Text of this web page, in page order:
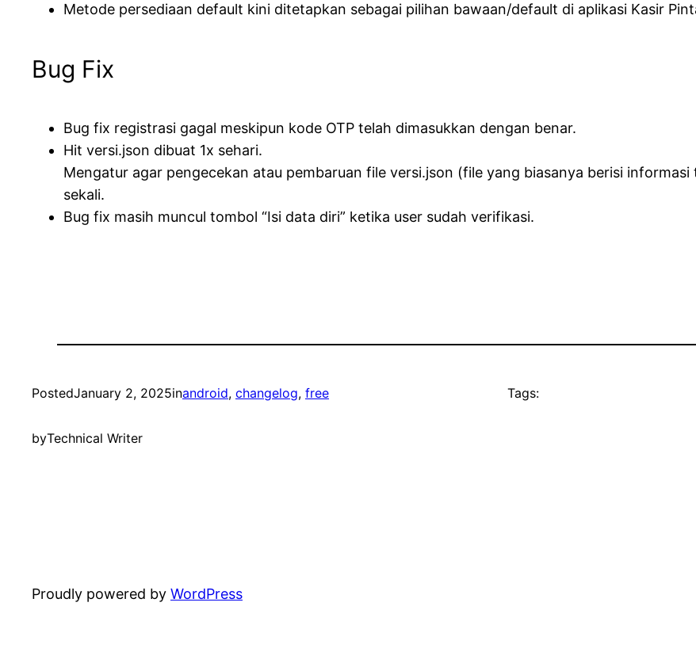
Metode persediaan default kini ditetapkan sebagai pilihan bawaan/default di aplikasi Kasir
Bug Fix
Bug fix registrasi gagal meskipun kode OTP telah dimasukkan dengan benar.
Hit versi.json dibuat 1x sehari.
Mengatur agar pengecekan atau pembaruan file versi.json (file yang biasanya berisi
sekali.
Bug fix masih muncul tombol “Isi data diri” ketika user sudah verifikasi.
PostedJanuary 2, 2025inandroid, changelog, free
byTechnical Writer
Tags:
Proudly powered by WordPress